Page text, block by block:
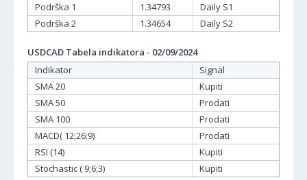
Podrška 1
1.34793
Daily S1
Podrška 2
1.34654 Daily S2
USDCAD Tabela indikatora - 02/09/2024
Indikator
Signal
SMA 20
Kupiti
SMA 50
Prodati
SMA 100
Prodati
MACD( 12;26;9)
Prodati
RSI (14)
Kupiti
Stochastic ( 9;6;3)
Kupiti